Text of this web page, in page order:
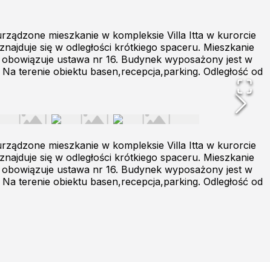
mieszkanie w kompleksie Villa Itta w kurorcie
się w odległości krótkiego spaceru. Mieszkanie
ustawa nr 16. Budynek wyposażony jest w
terenie obiektu basen,recepcja,parking. Odległość od
mieszkanie w kompleksie Villa Itta w kurorcie
się w odległości krótkiego spaceru. Mieszkanie
ustawa nr 16. Budynek wyposażony jest w
terenie obiektu basen,recepcja,parking. Odległość od